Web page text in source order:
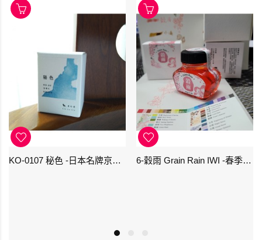
KO-0107 秘色 -日本名牌京の音樽裝鋼筆墨水 4573356130234 - 40ml 6-穀雨 Grain Rain IWI -春季-24節氣色澤鋼筆墨水